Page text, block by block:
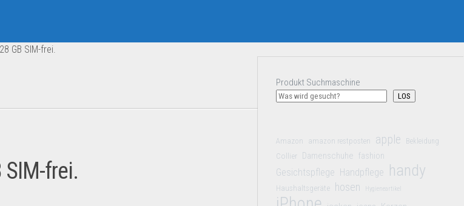
GB SIM-frei.
SIM-frei.
Produkt Suchmaschine
LOS
Amazon amazon restposten apple Bekleidung
Collier Damenschuhe fashion
Gesichtspflege Handpflege handy
Haushaltsgeräte hosen Hygieneartikel